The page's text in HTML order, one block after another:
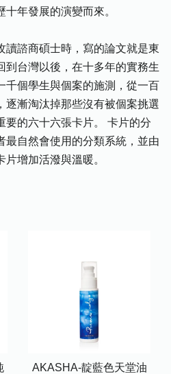
年發展的演變而來。
讀諮商碩士時，寫的論文就是東
到台灣以後，在十多年的實務生
千個學生與個案的施測，從一百
逐漸淘汰掉那些沒有被個案挑選
要的六十六張卡片。 卡片的分
最自然會使用的分類系統，並由
增加活潑與溫暖。
AKASHA-靛藍色天堂油